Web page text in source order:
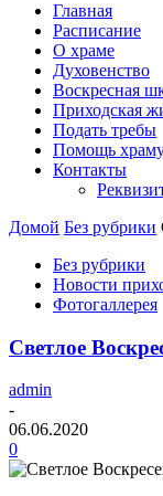
Главная
Расписание
О храме
Духовенство
Воскресная
Приходская
Подать требы
Помощь
Контакты
Домой Без рубрики
Без рубрики
Новости
Фотогаллерея
Светлое
admin
-
06.06.2020
0